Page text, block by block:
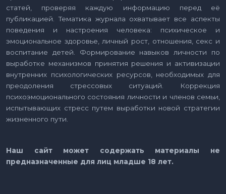
статей, проверяя каждую информацию перед её
публикацией. Тематика журнала охватывает все аспекты
поведения и настроения человека: психическое и
эмоциональное здоровье, личный рост, отношения, секс и
воспитание детей. Формирование навыков личности по
выработке механизмов принятия решения и активизации
внутренних психологических ресурсов, необходимых для
преодоления стрессовых ситуаций. Коррекция
психоэмоционального состояния личности и членов семьи,
испытывающих стресс путем выработки новой стратегии
жизненного пути.
Наш сайт может содержать материалы не
предназначенные для лиц младше 18 лет.